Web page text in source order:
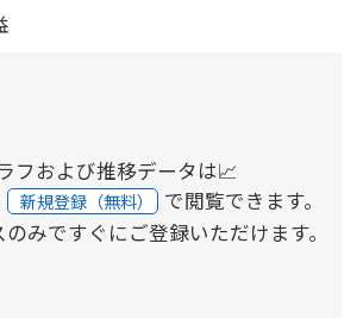
フおよび推移データは📈
新規登録（無料） で閲覧できます。
みですぐにご登録いただけます。